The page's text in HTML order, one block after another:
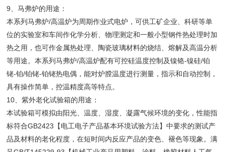
9、马弗炉的用途：
本系列马弗炉/高温炉为周期作业式电炉，可供工矿企业、科研等单
位的实验室和车间作化学分析、物理测定和一般小型钢件热处理时加
热之用，也可作金属热处理、陶瓷玻璃材料的烧结、熔解及高温分析
等用途。本系列马弗炉/高温炉配有可控硅温度控制及镍铬-镍硅/铂
铑-铂/铂铑-铂铑热电偶，能对炉膛温度进行测量，指示和自动控制，
具有操作简单，控温精度高等特点。
10、紫外老化试验箱的用途：
本试验箱可模拟由阳光、温度、湿度、凝露气候环境的变化，性能指
标符合GB2423【电工电子产品基本环境试验方法】中要求的测试产
品及材料的老化程度，在短时间内反应产品的变色、褪色等现象。满